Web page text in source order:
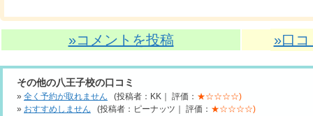
»コメントを投稿 »口
その他の八王子校の口コミ
» 全く予約が取れません (投稿者：KK｜ 評価： ★☆☆☆☆)
» おすすめしません (投稿者：ピーナッツ｜ 評価： ★☆☆☆☆)